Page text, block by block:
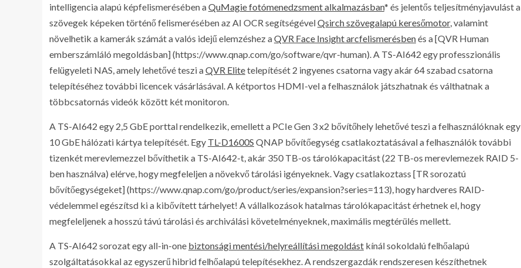
intelligencia alapú képfelismerésében aQuMagie fotómenedzsment alkalmazásban* és jelentős teljesítményjavulást a
szövegek képeken történő felismerésében az AI OCR segítségévelQsirch szövegalapú keresőmotor, valamint
növelhetik a kamerák számát a valós idejű elemzéshez aQVR Face Insight arcfelismerésbenés a [QVR Human
emberszámláló megoldásban] (https://www.qnap.com/go/software/qvr-human). A TS-AI642 egy professzionális
felügyeleti NAS, amely lehetővé teszi aQVR Elitetelepítését 2 ingyenes csatorna vagy akár 64 szabad csatorna
telepítéséhez további licencek vásárlásával. A kétportos HDMI-vel a felhasználok játszhatnak és válthatnak a
többcsatornás videók között két monitoron.
A TS-AI642 egy 2,5 GbE porttal rendelkezik, emellett a PCIe Gen 3 x2 bővítőhely lehetővé teszi a felhasználóknak egy
10 GbE hálózati kártya telepítését. Egy TL-D1600S QNAP bővítőegység csatlakoztatásával a felhasználók további
tizenkét merevlemezzel bővíthetik a TS-AI642-t, akár 350 TB-os tárolókapacitást (22 TB-os merevlemezek RAID 5-
ben használva) elérve, hogy megfeleljen a növekvő tárolási igényeknek. Vagy csatlakoztass [TR sorozatú
bővítőegységeket] (https://www.qnap.com/go/product/series/expansion?series=113), hogy hardveres RAID-
védelemmel egészítsd ki a kibővített tárhelyet! A vállalkozások hatalmas tárolókapacitást érhetnek el, hogy
megfeleljenek a hosszú távú tárolási és archiválási követelményeknek, maximális megtérülés mellett.
A TS-AI642 sorozat egy all-in-one biztonsági mentési/helyreállítási megoldást kínál sokoldalú felhőalapú
szolgáltatásokkal az egyszerű hibrid felhőalapú telepítésekhez. A rendszergazdák rendszeresen készíthetnek